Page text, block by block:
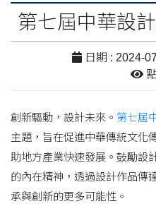
第七屆中華設
日期 : 2024-
創新驅動，設計未來。 第七屆
主題，旨在促進中華傳統文化
助地方產業快速發展。鼓勵設
的內在精神，透過設計作品傳
承與創新的更多可能性。